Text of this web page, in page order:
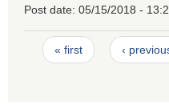
Post date: 05/15/2018 -
Pages
« first ‹